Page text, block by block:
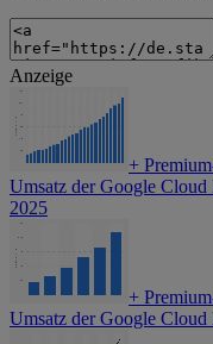
Anzeige
+
Umsatz der Google
2025
+
Umsatz der Google